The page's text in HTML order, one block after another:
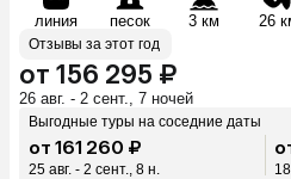
линия песок 3 км 26
Отзывы за этот год
от 156 295 ₽
26 авг. - 2 сент., 7 ночей
Выгодные туры на соседние даты
от 161 260 ₽
25 авг. - 2 сент., 8 н.